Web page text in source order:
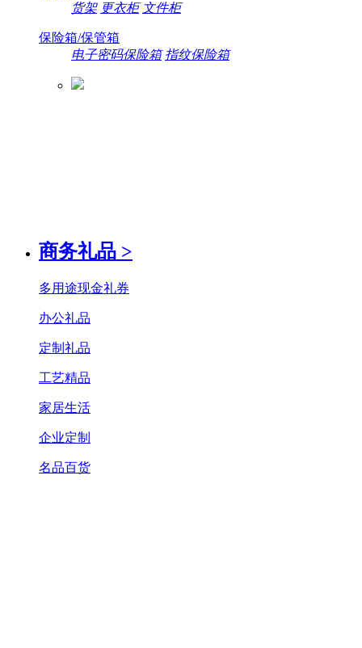
货架 更衣柜 文件柜
保险箱/保管箱
电子密码保险箱 指纹保险箱
商务礼品 >
多用途现金礼券
办公礼品
定制礼品
工艺精品
家居生活
企业定制
名品百货